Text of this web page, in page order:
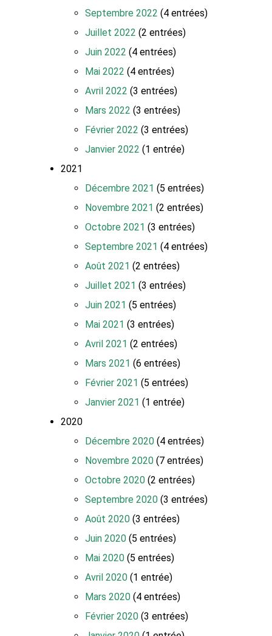
Septembre 2022 (4 entrées)
Juillet 2022 (2 entrées)
Juin 2022 (4 entrées)
Mai 2022 (4 entrées)
Avril 2022 (3 entrées)
Mars 2022 (3 entrées)
Février 2022 (3 entrées)
Janvier 2022 (1 entrée)
2021
Décembre 2021 (5 entrées)
Novembre 2021 (2 entrées)
Octobre 2021 (3 entrées)
Septembre 2021 (4 entrées)
Août 2021 (2 entrées)
Juillet 2021 (3 entrées)
Juin 2021 (5 entrées)
Mai 2021 (3 entrées)
Avril 2021 (2 entrées)
Mars 2021 (6 entrées)
Février 2021 (5 entrées)
Janvier 2021 (1 entrée)
2020
Décembre 2020 (4 entrées)
Novembre 2020 (7 entrées)
Octobre 2020 (2 entrées)
Septembre 2020 (3 entrées)
Août 2020 (3 entrées)
Juin 2020 (5 entrées)
Mai 2020 (5 entrées)
Avril 2020 (1 entrée)
Mars 2020 (4 entrées)
Février 2020 (3 entrées)